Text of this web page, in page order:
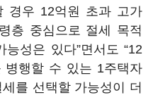
경우 12억원 초과 고가
층 중심으로 절세 목적
성은 있다”면서도 “12
병행할 수 있는 1주택자
를 선택할 가능성이 더